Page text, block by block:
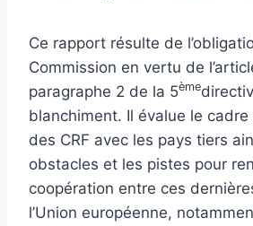
Ce rapport résulte de
Commission en vertu de
paragraphe 2 de la 5ème
blanchiment. Il évalue le
des CRF avec les pays tiers
obstacles et les pistes pour
coopération entre ces
l’Union européenne,